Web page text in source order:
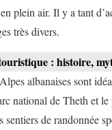
plein air. Il y a tant
très divers.
: histoire,
albanaises sont
national de Theth et
de randonnée